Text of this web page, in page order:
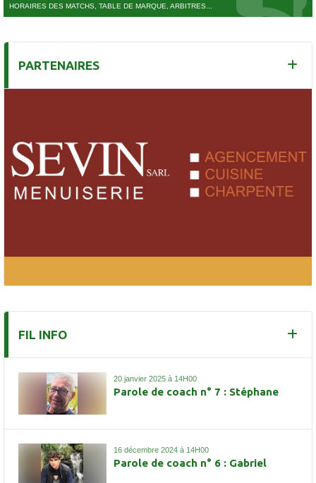
HORAIRES DES MATCHS, TABLE DE MARQUE, ARBITRES...
PARTENAIRES
FIL INFO
20 janvier 2025 à 14H00
Parole de coach n° 7 : Stéphane
16 décembre 2024 à 14H00
Parole de coach n° 6 : Gabriel